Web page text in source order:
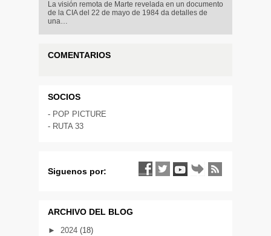
La visión remota de Marte revelada en un documento
de la CIA del 22 de mayo de 1984 da detalles de
una…
COMENTARIOS
SOCIOS
- POP PICTURE
- RUTA 33
Siguenos por:
ARCHIVO DEL BLOG
► 2024 (18)